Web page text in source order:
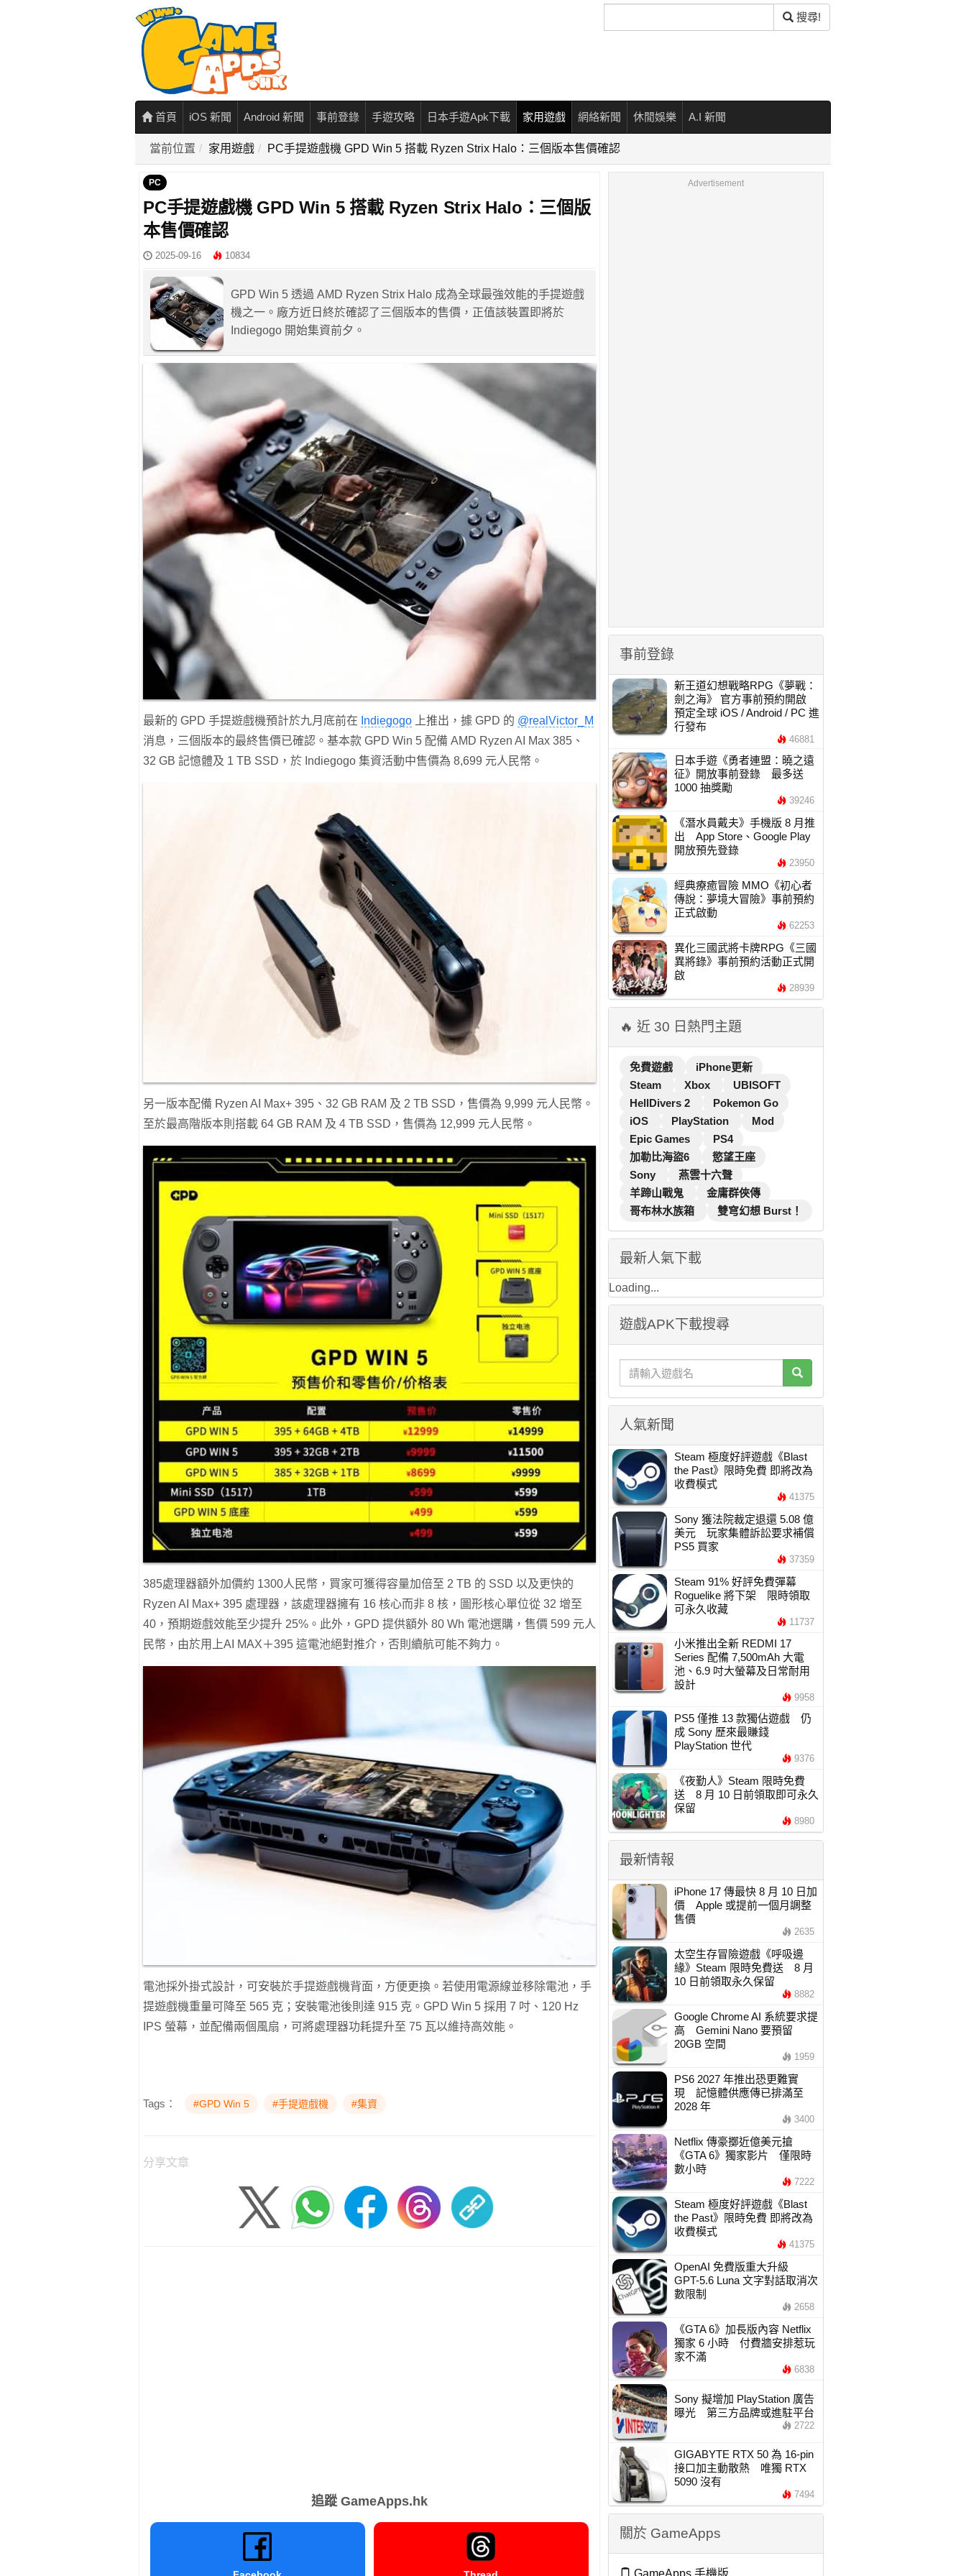
尋
搜尋!
首頁 iOS 新聞 Android 新聞 事前登錄 手遊攻略 日本手遊Apk下載 家用遊戲 網絡新聞 休閒娛樂 A.I 新聞
當前位置 家用遊戲 PC手提遊戲機 GPD Win 5 搭載 Ryzen Strix Halo：三個版本售價確認
PC
PC手提遊戲機 GPD Win 5 搭載 Ryzen Strix Halo：三個版
本售價確認
2025-09-16 10834
GPD Win 5 透過 AMD Ryzen Strix Halo 成為全球最強效能的手提遊戲
機之一。廠方近日終於確認了三個版本的售價，正值該裝置即將於
Indiegogo 開始集資前夕。
最新的 GPD 手提遊戲機預計於九月底前在 Indiegogo 上推出，據 GPD 的 @realVictor_M
消息，三個版本的最終售價已確認。基本款 GPD Win 5 配備 AMD Ryzen AI Max 385、
32 GB 記憶體及 1 TB SSD，於 Indiegogo 集資活動中售價為 8,699 元人民幣。
另一版本配備 Ryzen AI Max+ 395、32 GB RAM 及 2 TB SSD，售價為 9,999 元人民幣。
至於最高階版本則搭載 64 GB RAM 及 4 TB SSD，售價為 12,999 元人民幣。
385處理器額外加價約 1300人民幣，買家可獲得容量加倍至 2 TB 的 SSD 以及更快的
Ryzen AI Max+ 395 處理器，該處理器擁有 16 核心而非 8 核，圖形核心單位從 32 增至
40，預期遊戲效能至少提升 25%。此外，GPD 提供額外 80 Wh 電池選購，售價 599 元人
民幣，由於用上AI MAX＋395 這電池絕對推介，否則續航可能不夠力。
電池採外掛式設計，可安裝於手提遊戲機背面，方便更換。若使用電源線並移除電池，手
提遊戲機重量可降至 565 克；安裝電池後則達 915 克。GPD Win 5 採用 7 吋、120 Hz
IPS 螢幕，並配備兩個風扇，可將處理器功耗提升至 75 瓦以維持高效能。
Tags： #GPD Win 5 #手提遊戲機 #集資
分享文章
追蹤 GameApps.hk
Advertisement
事前登錄
新王道幻想戰略RPG《夢戰：
劍之海》 官方事前預約開啟
預定全球 iOS / Android / PC 進
行發布
46881
日本手遊《勇者連盟：曉之遠
征》開放事前登錄 最多送
1000 抽獎勵
39246
《潛水員戴夫》手機版 8 月推
出 App Store、Google Play
開放預先登錄
23950
經典療癒冒險 MMO《初心者
傳說：夢境大冒險》事前預約
正式啟動
62253
異化三國武將卡牌RPG《三國
異將錄》事前預約活動正式開
啟
28939
🔥 近 30 日熱門主題
免費遊戲
iPhone更新
Steam
Xbox
UBISOFT
HellDivers 2
Pokemon Go
iOS
PlayStation
Mod
Epic Games
PS4
加勒比海盜6
慾望王座
Sony
燕雲十六聲
羊蹄山戰鬼
金庸群俠傳
哥布林水族箱
雙穹幻想 Burst！
最新人氣下載
Loading...
遊戲APK下載搜尋
人氣新聞
Steam 極度好評遊戲《Blast
the Past》限時免費 即將改為
收費模式
41375
Sony 獲法院裁定退還 5.08 億
美元 玩家集體訴訟要求補償
PS5 買家
37359
Steam 91% 好評免費彈幕
Roguelike 將下架 限時領取
可永久收藏
11737
小米推出全新 REDMI 17
Series 配備 7,500mAh 大電
池、6.9 吋大螢幕及日常耐用
設計
9958
PS5 僅推 13 款獨佔遊戲 仍
成 Sony 歷來最賺錢
PlayStation 世代
9376
《夜勤人》Steam 限時免費
送 8 月 10 日前領取即可永久
保留
8980
最新情報
iPhone 17 傳最快 8 月 10 日加
價 Apple 或提前一個月調整
售價
2635
太空生存冒險遊戲《呼吸邊
緣》Steam 限時免費送 8 月
10 日前領取永久保留
8882
Google Chrome AI 系統要求提
高 Gemini Nano 要預留
20GB 空間
1959
PS6 2027 年推出恐更難實
現 記憶體供應傳已排滿至
2028 年
3400
Netflix 傳豪擲近億美元搶
《GTA 6》獨家影片 僅限時
數小時
7222
Steam 極度好評遊戲《Blast
the Past》限時免費 即將改為
收費模式
41375
OpenAI 免費版重大升級
GPT-5.6 Luna 文字對話取消次
數限制
2658
《GTA 6》加長版內容 Netflix
獨家 6 小時 付費牆安排惹玩
家不滿
6838
Sony 擬增加 PlayStation 廣告
曝光 第三方品牌或進駐平台
2722
GIGABYTE RTX 50 為 16-pin
接口加主動散熱 唯獨 RTX
5090 沒有
7494
關於 GameApps
GameApps 手機版